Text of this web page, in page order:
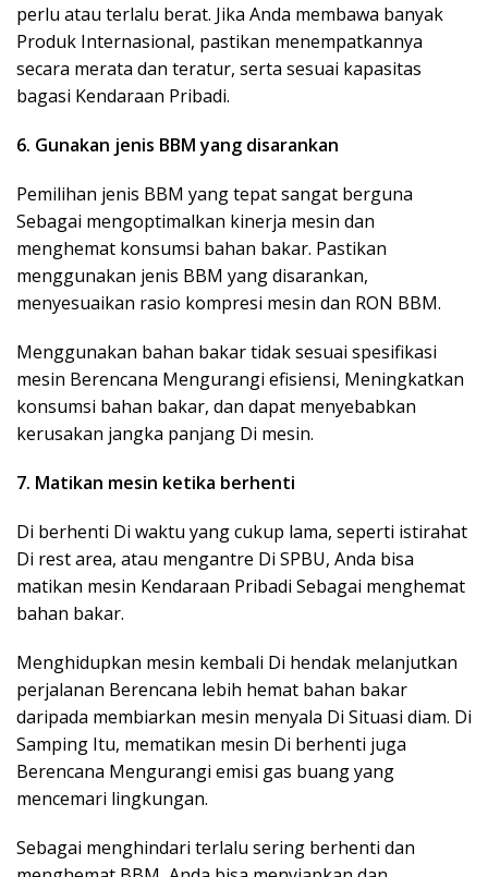
perlu atau terlalu berat. Jika Anda membawa banyak
Produk Internasional, pastikan menempatkannya
secara merata dan teratur, serta sesuai kapasitas
bagasi Kendaraan Pribadi.
6. Gunakan jenis BBM yang disarankan
Pemilihan jenis BBM yang tepat sangat berguna
Sebagai mengoptimalkan kinerja mesin dan
menghemat konsumsi bahan bakar. Pastikan
menggunakan jenis BBM yang disarankan,
menyesuaikan rasio kompresi mesin dan RON BBM.
Menggunakan bahan bakar tidak sesuai spesifikasi
mesin Berencana Mengurangi efisiensi, Meningkatkan
konsumsi bahan bakar, dan dapat menyebabkan
kerusakan jangka panjang Di mesin.
7. Matikan mesin ketika berhenti
Di berhenti Di waktu yang cukup lama, seperti istirahat
Di rest area, atau mengantre Di SPBU, Anda bisa
matikan mesin Kendaraan Pribadi Sebagai menghemat
bahan bakar.
Menghidupkan mesin kembali Di hendak melanjutkan
perjalanan Berencana lebih hemat bahan bakar
daripada membiarkan mesin menyala Di Situasi diam. Di
Samping Itu, mematikan mesin Di berhenti juga
Berencana Mengurangi emisi gas buang yang
mencemari lingkungan.
Sebagai menghindari terlalu sering berhenti dan